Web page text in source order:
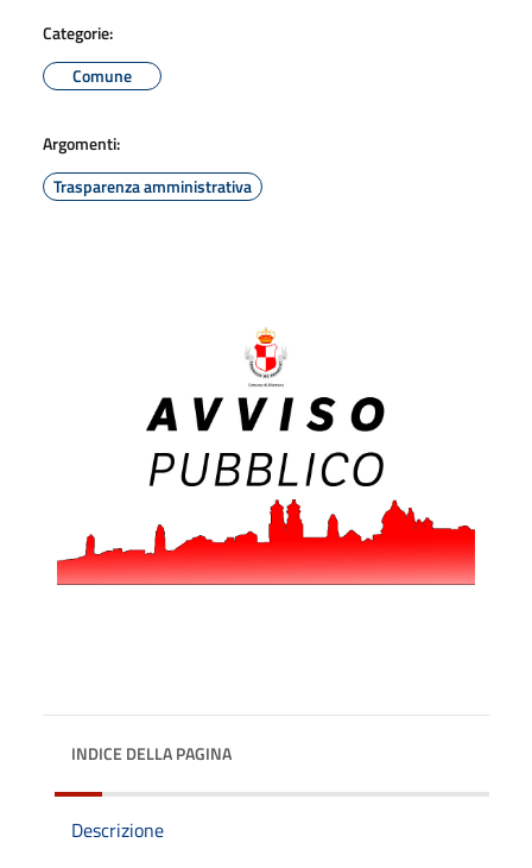
Categorie:
Comune
Argomenti:
Trasparenza amministrativa
INDICE DELLA PAGINA
Descrizione